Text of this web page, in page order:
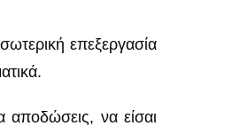
επεξεργασία
αποδώσεις, να είσαι